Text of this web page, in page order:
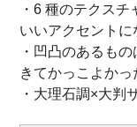
・6 種のテクス
いいアクセントに
・凹凸のあるも
きてかっこよかっ
・大理石調×大判